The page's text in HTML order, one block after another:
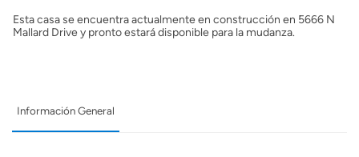
Esta casa se encuentra actualmente en construcción en 5666 N
Mallard Drive y pronto estará disponible para la mudanza.
Información General